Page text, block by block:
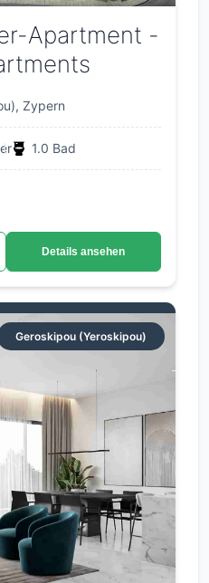
Apartment -
Zypern
1.0 Bad
Details ansehen
Geroskipou (Yeroskipou)